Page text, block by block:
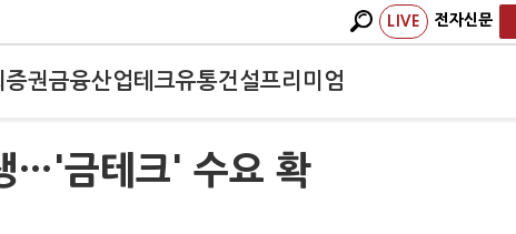
LIVE 전자신문
증권금융산업테크유통건설프리미엄
…'금테크' 수요 확